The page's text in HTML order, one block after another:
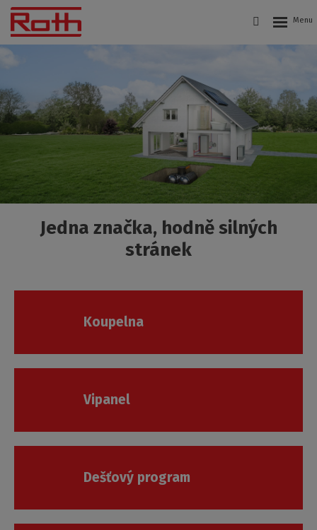
Jedna značka, hodně silných
stránek
Koupelna
Vipanel
Dešťový program